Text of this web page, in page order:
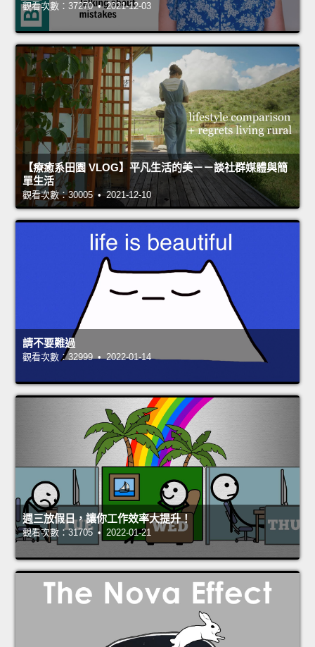
觀看次數：37270 • 2021-12-03
【療癒系田園 VLOG】平凡生活的美－－談社群媒體與簡
單生活
觀看次數：30005 • 2021-12-10
請不要難過
觀看次數：32999 • 2022-01-14
週三放假日，讓你工作效率大提升！
觀看次數：31705 • 2022-01-21